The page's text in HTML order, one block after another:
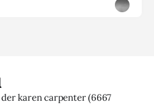
karen carpenter(6667